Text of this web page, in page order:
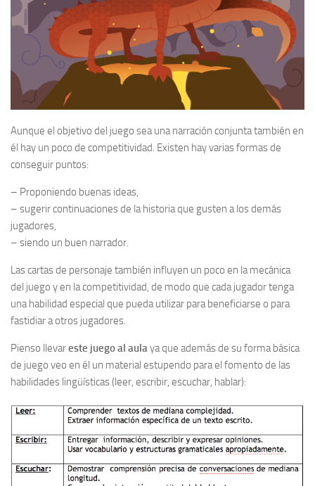
Aunque el objetivo del juego sea una narración conjunta también en
él hay un poco de competitividad. Existen hay varias formas de
conseguir puntos:
– Proponiendo buenas ideas,
– sugerir continuaciones de la historia que gusten a los demás
jugadores,
– siendo un buen narrador.
Las cartas de personaje también influyen un poco en la mecánica
del juego y en la competitividad, de modo que cada jugador tenga
una habilidad especial que pueda utilizar para beneficiarse o para
fastidiar a otros jugadores.
Pienso llevareste juego al aula ya que además de su forma básica
de juego veo en él un material estupendo para el fomento de las
habilidades lingüísticas (leer, escribir, escuchar, hablar):